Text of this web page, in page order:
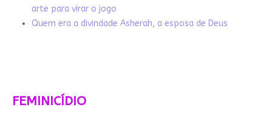
arte para virar o jogo
Quem era a divindade Asherah, a esposa de Deus
FEMINICÍDIO